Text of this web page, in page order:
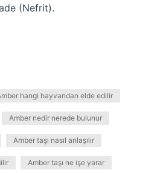
(Nefrit).
hangi hayvandan elde edilir
Amber nedir nerede bulunur
Amber taşı nasıl anlaşılır
Amber taşı ne işe yarar